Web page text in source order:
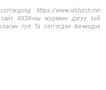
https://www.ulsturch.mn
сайт ХХЗХ-ны журмын дагуу зүй
тул Та сэтгэгдэл бичихдээ